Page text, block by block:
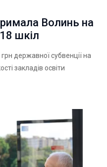
Волинь на
шкіл
державної субвенції на
закладів освіти